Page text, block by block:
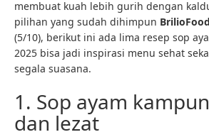
membuat kuah lebih gurih dengan
pilihan yang sudah dihimpun BrilioFood
(5/10), berikut ini ada lima resep sop
2025 bisa jadi inspirasi menu sehat
segala suasana.
1. Sop ayam
dan lezat